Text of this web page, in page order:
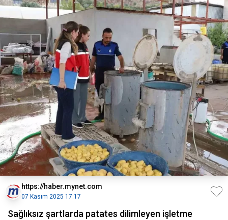
https://haber.mynet.com
07 Kasım 2025 17:17
Sağlıksız şartlarda patates dilimleyen işletme